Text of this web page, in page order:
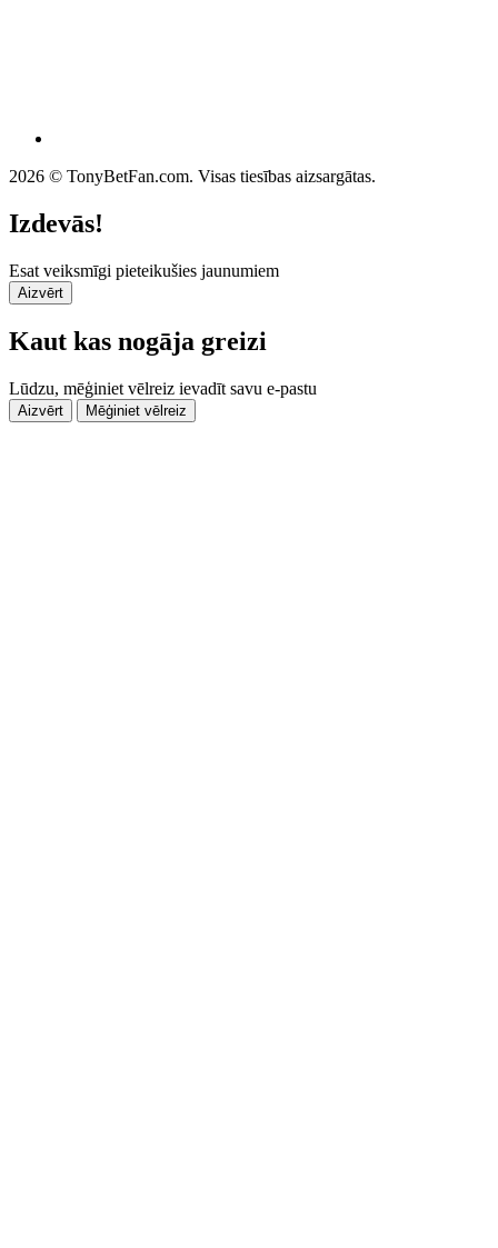
2026 © TonyBetFan.com. Visas tiesības aizsargātas.
Izdevās!
Esat veiksmīgi pieteikušies jaunumiem
Aizvērt
Kaut kas nogāja greizi
Lūdzu, mēģiniet vēlreiz ievadīt savu e-pastu
Aizvērt Mēģiniet vēlreiz